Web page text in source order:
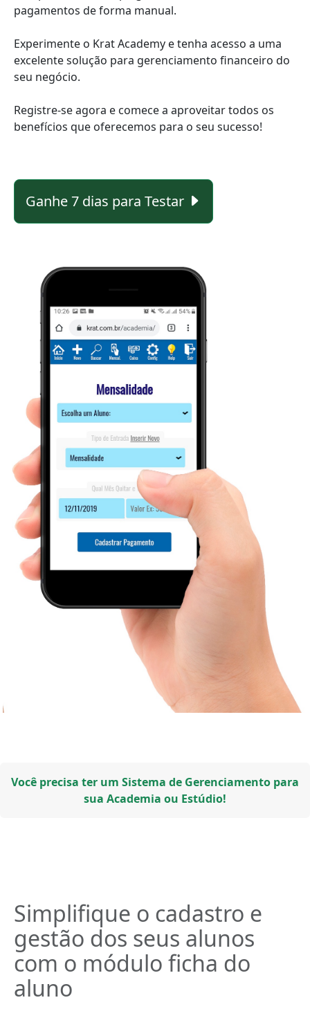
pagamentos de forma manual.
Experimente o Krat Academy e tenha acesso a uma
excelente solução para gerenciamento financeiro do
seu negócio.
Registre-se agora e comece a aproveitar todos os
benefícios que oferecemos para o seu sucesso!
Ganhe 7 dias para Testar
Você precisa ter um Sistema de Gerenciamento para
sua Academia ou Estúdio!
Simplifique o cadastro e
gestão dos seus alunos
com o módulo ficha do
aluno